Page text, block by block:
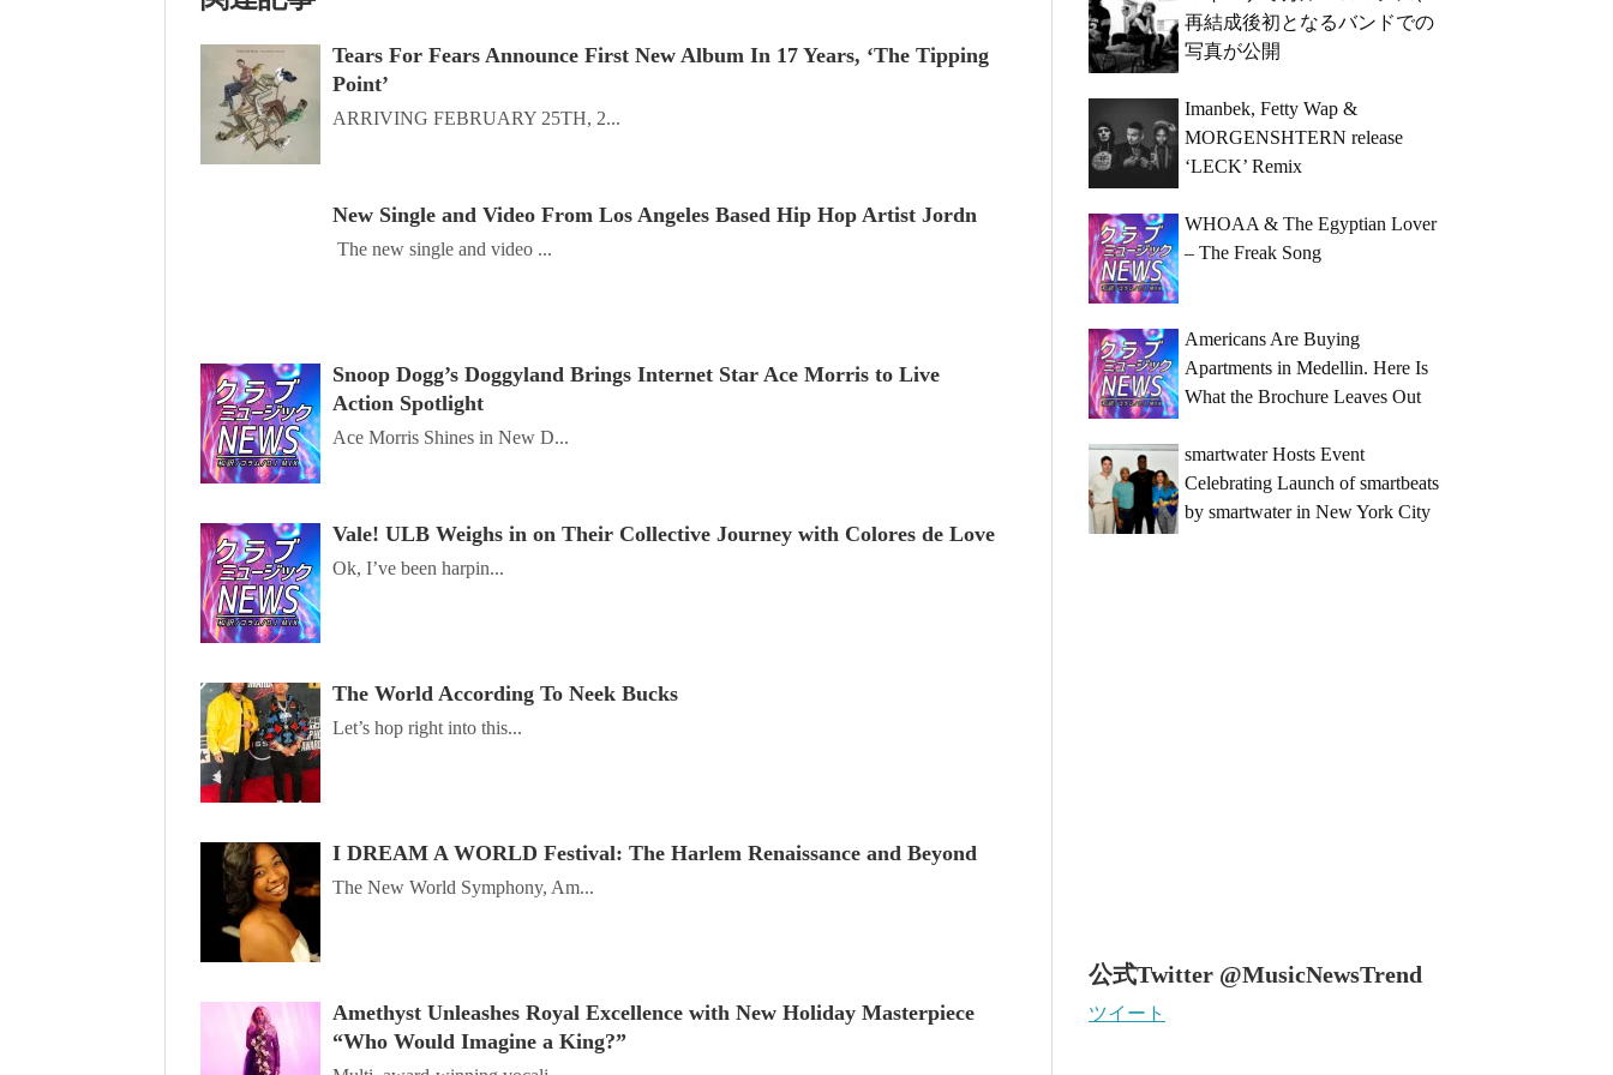
Tears For Fears Announce First New Album In 17 Years, ‘The Tipping
Point’
ARRIVING FEBRUARY 25TH, 2...
New Single and Video From Los Angeles Based Hip Hop Artist Jordn
The new single and video ...
Snoop Dogg’s Doggyland Brings Internet Star Ace Morris to Live
Action Spotlight
Ace Morris Shines in New D...
Vale! ULB Weighs in on Their Collective Journey with Colores de Love
Ok, I’ve been harpin...
The World According To Neek Bucks
Let’s hop right into this...
I DREAM A WORLD Festival: The Harlem Renaissance and Beyond
The New World Symphony, Am...
Amethyst Unleashes Royal Excellence with New Holiday Masterpiece
“Who Would Imagine a King?”
再結成後初となるバンドでの
写真が公開
Imanbek, Fetty Wap &
MORGENSHTERN release
‘LECK’ Remix
WHOAA & The Egyptian Lover
– The Freak Song
Americans Are Buying
Apartments in Medellin. Here Is
What the Brochure Leaves Out
smartwater Hosts Event
Celebrating Launch of smartbeats
by smartwater in New York City
公式Twitter @MusicNewsTrend
ツイート